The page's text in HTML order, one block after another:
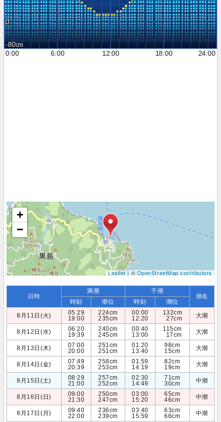
0
-80
0:00
6:00 12:00 18:00 24:00
+
−
Leaflet| ©OpenStreetMap contributors
日時
満潮 干潮
潮名
時刻 潮位 時刻
潮位
8月11日(火)
05:29
19:00
224cm
235cm
00:00
12:20
132cm
27cm
大潮
8月12日(水)
06:20
19:39
240cm
245cm
00:40
13:00
115cm
17cm
大潮
8月13日(木)
07:00
20:00
251cm
251cm
01:20
13:40
98cm
15cm
大潮
8月14日(金)
07:49
20:39
258cm
253cm
01:59
14:19
82cm
19cm
大潮
8月15日(土)
08:29
21:00
257cm
252cm
02:30
14:49
71cm
30cm
中潮
8月16日(日)
09:00
21:30
250cm
247cm
03:00
15:20
65cm
46cm
中潮
8月17日(月)
09:40
22:00
236cm
239cm
03:40
15:59
63cm
66cm
中潮